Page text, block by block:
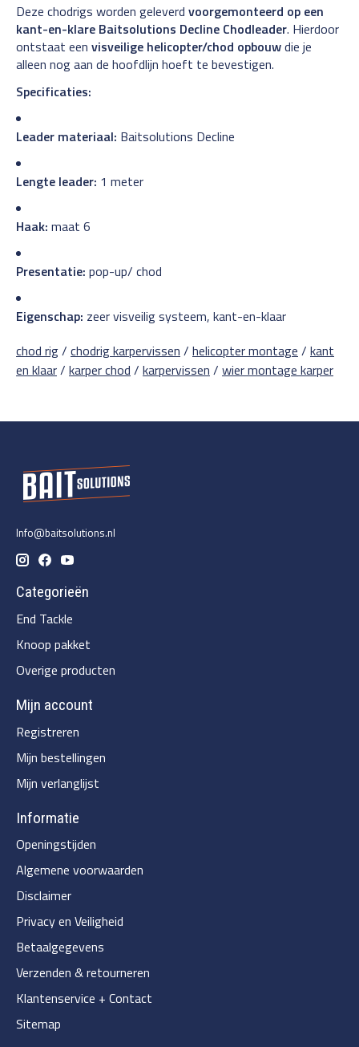
Deze chodrigs worden geleverd voorgemonteerd op een
kant-en-klare Baitsolutions Decline Chodleader. Hierdoor
ontstaat een visveilige helicopter/chod opbouwdie je
alleen nog aan de hoofdlijn hoeft te bevestigen.
Specificaties:
Leader materiaal: Baitsolutions Decline
Lengte leader: 1 meter
Haak: maat 6
Presentatie: pop-up/ chod
Eigenschap: zeer visveilig systeem, kant-en-klaar
chod rig/ chodrig karpervissen / helicopter montage / kant
en klaar/ karper chod / karpervissen / wier montage karper
Info@baitsolutions.nl
Categorieën
End Tackle
Knoop pakket
Overige producten
Mijn account
Registreren
Mijn bestellingen
Mijn verlanglijst
Informatie
Openingstijden
Algemene voorwaarden
Disclaimer
Privacy en Veiligheid
Betaalgegevens
Verzenden & retourneren
Klantenservice + Contact
Sitemap